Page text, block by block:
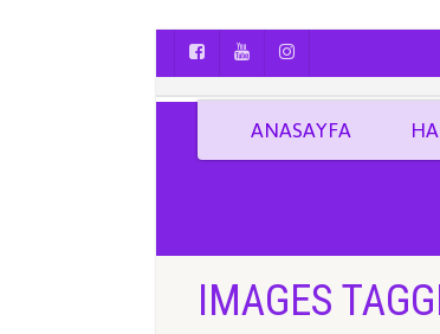
AYÇA OĞUŞ || YOGA |
ANASAYFA
IMAGES